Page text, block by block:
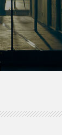
lietuviešu